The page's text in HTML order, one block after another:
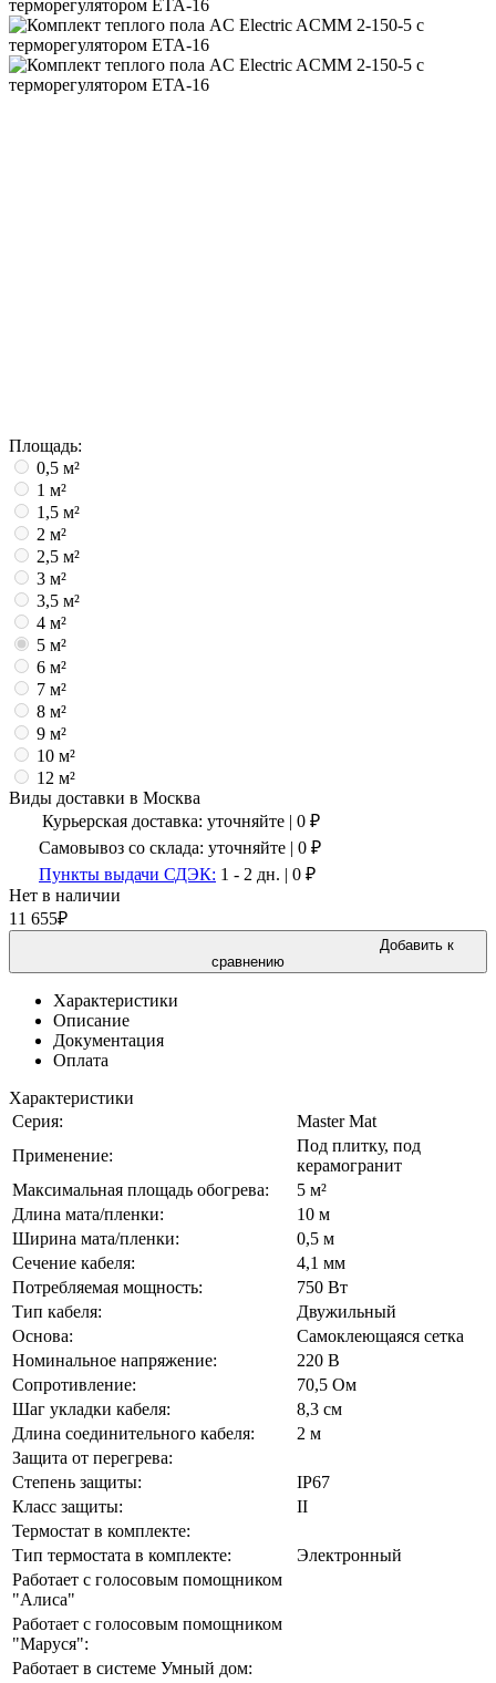
Площадь:
0,5 м²
1 м²
1,5 м²
2 м²
2,5 м²
3 м²
3,5 м²
4 м²
5 м²
6 м²
7 м²
8 м²
9 м²
10 м²
12 м²
Виды доставки в Москва
Курьерская доставка: уточняйте | 0 ₽
Самовывоз со склада: уточняйте | 0 ₽
Пункты выдачи СДЭК: 1 - 2 дн. | 0 ₽
Нет в наличии
11 655₽
Добавить к
сравнению
Характеристики
Описание
Документация
Оплата
Характеристики
Серия:
Master Mat
Применение:
Под плитку, под
керамогранит
Максимальная площадь обогрева:
5 м²
Длина мата/пленки:
10 м
Ширина мата/пленки:
0,5 м
Сечение кабеля:
4,1 мм
Потребляемая мощность:
750 Вт
Тип кабеля:
Двужильный
Основа:
Самоклеющаяся сетка
Номинальное напряжение:
220 В
Сопротивление:
70,5 Ом
Шаг укладки кабеля:
8,3 см
Длина соединительного кабеля:
2 м
Защита от перегрева:
Степень защиты:
IP67
Класс защиты:
II
Термостат в комплекте:
Тип термостата в комплекте:
Электронный
Работает с голосовым помощником
"Алиса"
Работает с голосовым помощником
"Маруся":
Работает в системе Умный дом: